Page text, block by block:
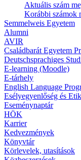
Aktuális szám
Korábbi számok
Semmelweis Egyetem
Alumni
AVIR
Családbarát Egyetem
Deutschsprachiges
E-learning (Moodle)
E-tárhely
English Language
Esélyegyenlőség és
Eseménynaptár
HÖK
Karrier
Kedvezmények
Könyvtár
Körlevelek, utasítások